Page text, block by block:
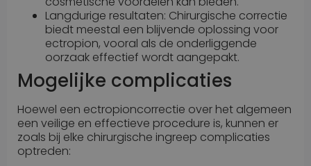
Langdurige resultaten: Chirurgische correctie
biedt meestal een blijvende oplossing voor
ectropion, vooral als de onderliggende
oorzaak effectief wordt aangepakt.
Mogelijke complicaties
Hoewel een ectropioncorrectie over het algemeen
een veilige en effectieve procedure is, kunnen er
zoals bij elke chirurgische ingreep complicaties
optreden: